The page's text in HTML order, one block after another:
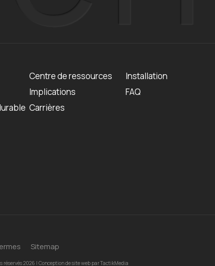
Centre de ressources
Installation
Implications
FAQ
Carrières
Sitemap
réservés 2026 | Conception de site web parTactikMedia